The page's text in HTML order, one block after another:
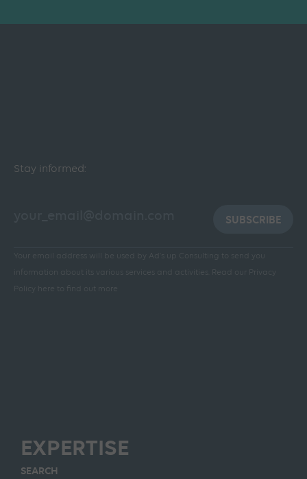
Stay informed:
SUBSCRIBE
Your email address will be used by Ad's up Consulting to send you
information about its various services and activities.
Read our Privacy
Policy here to find out more
EXPERTISE
SEARCH